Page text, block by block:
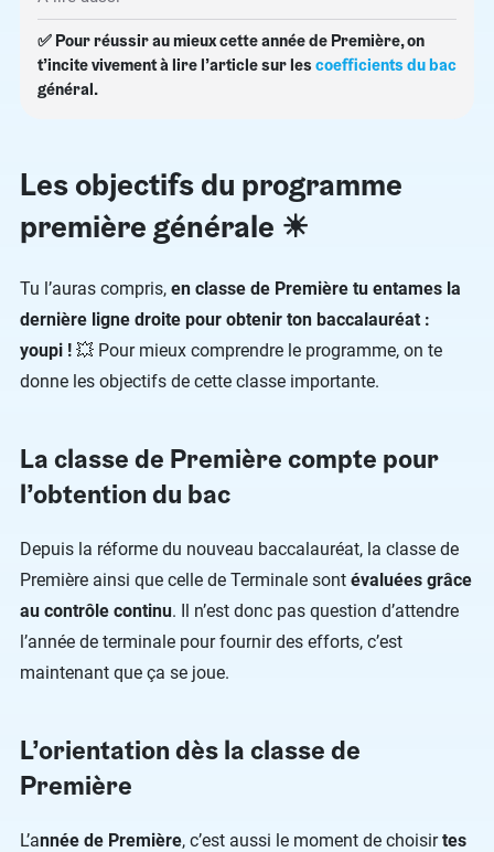
✅ Pour réussir au mieux cette année de Première, on
t’incite vivement à lire l’article sur les coefficients du bac
général.
Les objectifs du programme
première générale ☀
Tu l’auras compris, en classe de Première tu entames la
dernière ligne droite pour obtenir ton baccalauréat :
youpi ! 💥 Pour mieux comprendre le programme, on te
donne les objectifs de cette classe importante.
La classe de Première compte pour
l’obtention du bac
Depuis la réforme du nouveau baccalauréat, la classe de
Première ainsi que celle de Terminale sont évaluées grâce
au contrôle continu. Il n’est donc pas question d’attendre
l’année de terminale pour fournir des efforts, c’est
maintenant que ça se joue.
L’orientation dès la classe de
Première
L’année de Première, c’est aussi le moment de choisirtes